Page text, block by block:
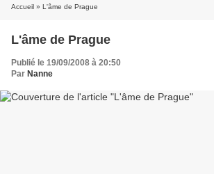
Accueil » L'âme de Prague
L'âme de Prague
Publié le 19/09/2008 à 20:50
Par Nanne